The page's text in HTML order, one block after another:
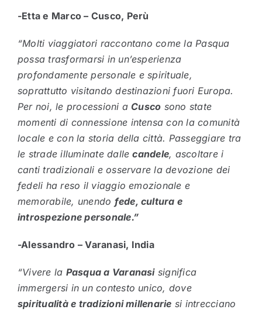
-Etta e Marco – Cusco, Perù
“Molti viaggiatori raccontano come la Pasqua
possa trasformarsi in un’esperienza
profondamente personale e spirituale,
soprattutto visitando destinazioni fuori Europa.
Per noi, le processioni a Cusco sono state
momenti di connessione intensa con la comunità
locale e con la storia della città. Passeggiare tra
le strade illuminate dallecandele, ascoltare i
canti tradizionali e osservare la devozione dei
fedeli ha reso il viaggio emozionale e
memorabile, unendo fede, cultura e
introspezione personale.”
-Alessandro – Varanasi, India
“Vivere la Pasqua a Varanasisignifica
immergersi in un contesto unico, dove
spiritualità e tradizioni millenarie si intrecciano